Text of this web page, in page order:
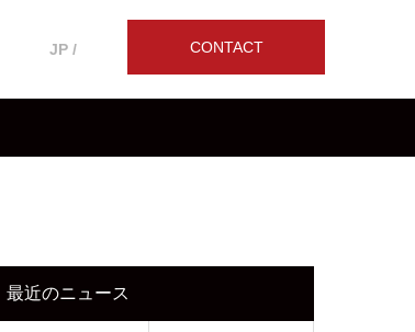
CONTACT
JP /
最近のニュース